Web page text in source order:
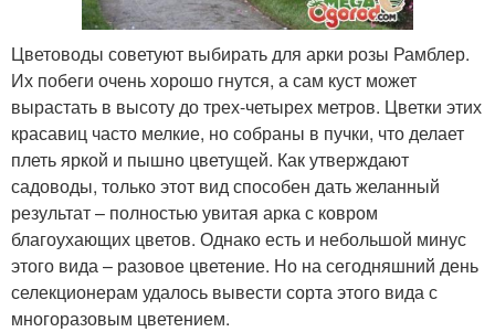
Цветоводы советуют выбирать для арки розы Рамблер.
Их побеги очень хорошо гнутся, а сам куст может
вырастать в высоту до трех-четырех метров. Цветки этих
красавиц часто мелкие, но собраны в пучки, что делает
плеть яркой и пышно цветущей. Как утверждают
садоводы, только этот вид способен дать желанный
результат – полностью увитая арка с ковром
благоухающих цветов. Однако есть и небольшой минус
этого вида – разовое цветение. Но на сегодняшний день
селекционерам удалось вывести сорта этого вида с
многоразовым цветением.